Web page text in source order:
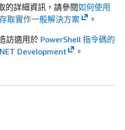
的詳細資訊，請參閱如何使用
取實作一般解決方案
。
訪適用於 PowerShell 指令碼的
Development 。